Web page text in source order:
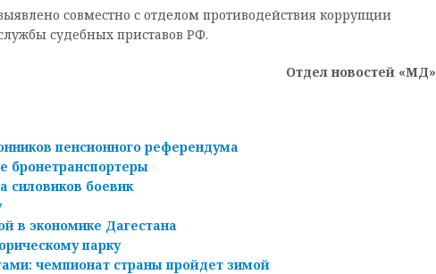
совместно с отделом противодействия коррупции
судебных приставов РФ.
Отдел новостей «МД»
пенсионного референдума
бронетранспортеры
силовиков боевик
в экономике Дагестана
парку
чемпионат страны пройдет зимой